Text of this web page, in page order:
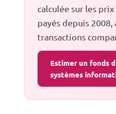
calculée sur les
payés depuis 2008,
transactions
Estimer un fonds
systèmes